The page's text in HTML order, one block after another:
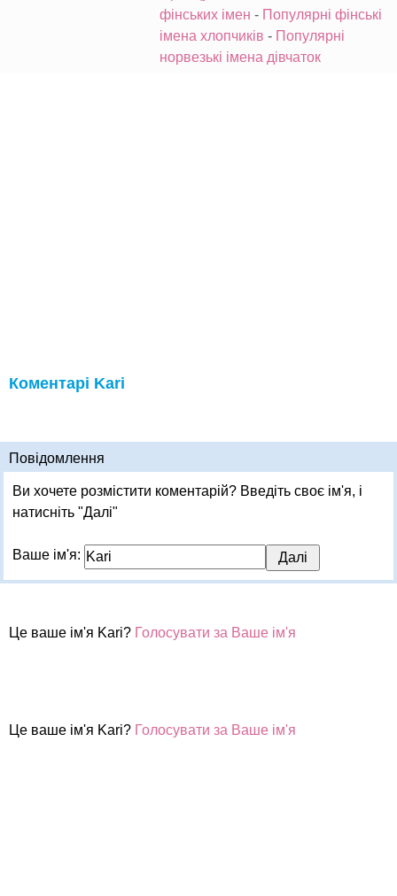
фінських імен - Популярні фінські
імена хлопчиків - Популярні
норвезькі імена дівчаток
Коментарі Kari
Повідомлення
Ви хочете розмістити коментарій? Введіть своє ім'я, і
натисніть "Далі"
Ваше ім'я:
Це ваше ім'я Kari? Голосувати за Ваше ім'я
Це ваше ім'я Kari? Голосувати за Ваше ім'я